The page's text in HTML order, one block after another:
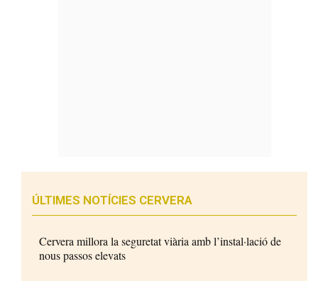
ÚLTIMES NOTÍCIES CERVERA
Cervera millora la seguretat viària amb l’instal·lació de
nous passos elevats